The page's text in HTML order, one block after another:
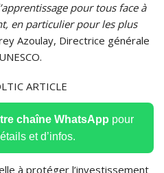
pour tous face à
en particulier pour les plus
Azoulay, Directrice générale
chaîne WhatsApp pour
et d’infos.
à protéger l’investissement